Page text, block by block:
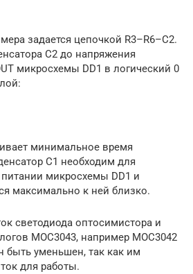
задается цепочкой R3–R6–C2.
C2 до напряжения
микросхемы DD1 в логический 0
минимальное время
C1 необходим для
микросхемы DD1 и
максимально к ней близко.
светодиода оптосимистора и
MOC3043, например MOC3042
быть уменьшен, так как им
для работы.